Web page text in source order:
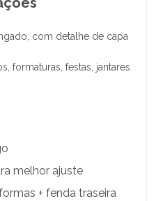
com detalhe de capa
formaturas, festas, jantares
melhor ajuste
+ fenda traseira